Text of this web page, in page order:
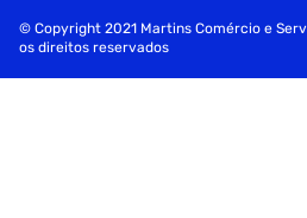
© Copyright 2021 Martins Comércio e
os direitos reservados